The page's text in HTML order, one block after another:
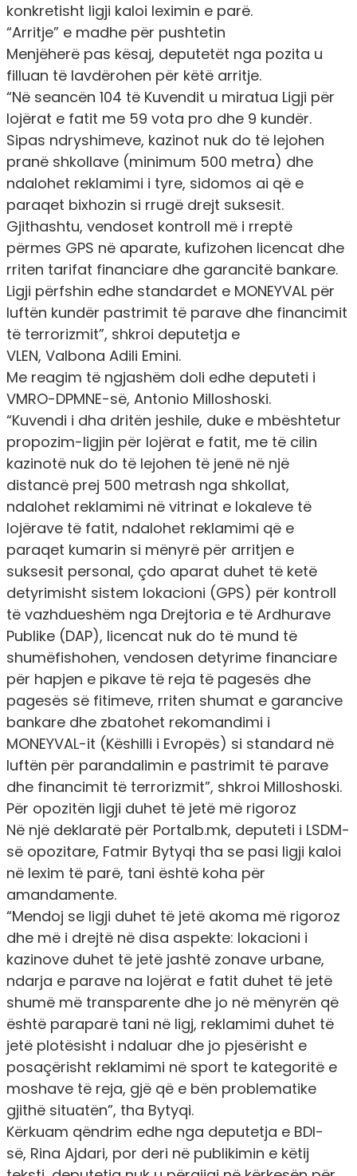
konkretisht ligji kaloi leximin e parë.
“Arritje” e madhe për pushtetin
Menjëherë pas kësaj, deputetët nga pozita u
filluan të lavdërohen për këtë arritje.
“Në seancën 104 të Kuvendit u miratua Ligji për
lojërat e fatit me 59 vota pro dhe 9 kundër.
Sipas ndryshimeve, kazinot nuk do të lejohen
pranë shkollave (minimum 500 metra) dhe
ndalohet reklamimi i tyre, sidomos ai që e
paraqet bixhozin si rrugë drejt suksesit.
Gjithashtu, vendoset kontroll më i rreptë
përmes GPS në aparate, kufizohen licencat dhe
rriten tarifat financiare dhe garancitë bankare.
Ligji përfshin edhe standardet e MONEYVAL për
luftën kundër pastrimit të parave dhe financimit
të terrorizmit”, shkroi deputetja e
VLEN, Valbona Adili Emini.
Me reagim të ngjashëm doli edhe deputeti i
VMRO-DPMNE-së, Antonio Milloshoski.
“Kuvendi i dha dritën jeshile, duke e mbështetur
propozim-ligjin për lojërat e fatit, me të cilin
kazinotë nuk do të lejohen të jenë në një
distancë prej 500 metrash nga shkollat,
ndalohet reklamimi në vitrinat e lokaleve të
lojërave të fatit, ndalohet reklamimi që e
paraqet kumarin si mënyrë për arritjen e
suksesit personal, çdo aparat duhet të ketë
detyrimisht sistem lokacioni (GPS) për kontroll
të vazhdueshëm nga Drejtoria e të Ardhurave
Publike (DAP), licencat nuk do të mund të
shumëfishohen, vendosen detyrime financiare
për hapjen e pikave të reja të pagesës dhe
pagesës së fitimeve, rriten shumat e garancive
bankare dhe zbatohet rekomandimi i
MONEYVAL-it (Këshilli i Evropës) si standard në
luftën për parandalimin e pastrimit të parave
dhe financimit të terrorizmit”, shkroi Milloshoski.
Për opozitën ligji duhet të jetë më rigoroz
Në një deklaratë për Portalb.mk, deputeti i LSDM-
së opozitare, Fatmir Bytyqi tha se pasi ligji kaloi
në lexim të parë, tani është koha për
amandamente.
“Mendoj se ligji duhet të jetë akoma më rigoroz
dhe më i drejtë në disa aspekte: lokacioni i
kazinove duhet të jetë jashtë zonave urbane,
ndarja e parave na lojërat e fatit duhet të jetë
shumë më transparente dhe jo në mënyrën që
është paraparë tani në ligj, reklamimi duhet të
jetë plotësisht i ndaluar dhe jo pjesërisht e
posaçërisht reklamimi në sport te kategoritë e
moshave të reja, gjë që e bën problematike
gjithë situatën”, tha Bytyqi.
Kërkuam qëndrim edhe nga deputetja e BDI-
së, Rina Ajdari, por deri në publikimin e këtij